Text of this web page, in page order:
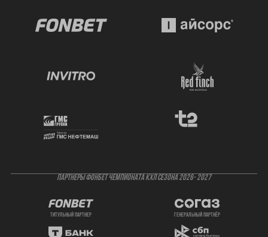
ПАРТНЕРЫ ФОНБЕТ ЧЕМПИОНАТА КХЛ СЕЗОНА 2026- 2027
титульный партнер генеральный партнёр